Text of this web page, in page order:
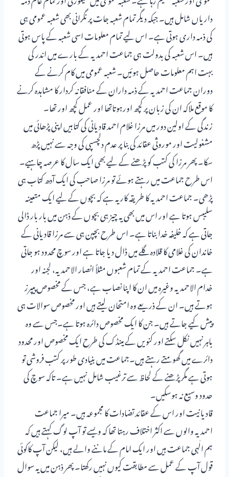
داریاں شامل ہیں۔ جبکہ دیگر تمام شعبہ جات پر نگرانی بھی شعبہ عمومی ہی
کی ذمہ داری ہوتی ہے۔ اس لیے تمام معلومات اسی شعبہ کے پاس ہوتی
ہیں۔ اس شعبہ کی بدولت ہی جماعت احمدیہ کے بارے میں اندر کی
بہت اہم معلومات حاصل ہوئیں۔ شعبہ عمومی میں کام کرنے کے
دوران جماعت احمدیہ کے ذمہ داران کے منافقانہ کردار کا مشاہدہ کرنے
کا موقع ملاکہ ان کی زبان پر کچھ اورہوتاتھا اور عمل کچھ اور تھا۔
زندگی کے اولین دور میں مرزا غلام احمد قادیانی کی کتابیں اپنی پڑھائی میں
مشغولیت اور موروثی عقائد کی بنا پر عدم دلچسپی کی وجہ سے نہیں پڑھ
سکا۔ پھر مرزا کی کتب کو پڑھنے کے لیے بھی ایک سال کا عرصہ چاہیے۔
اس طرح جماعت میں رہتے ہوئے تو مرزا صاحب کی ایک آدھ کتاب ہی
پڑھی۔ جماعت احمدیہ کا طریقہ کار یہ ہے کہ بچوں کے لیے ایک متعینہ
سلیبس ہوتا ہے اور اس میں بھی یہ چیز ہی بچوں کے ذہن میں بار بار ڈالی
جاتی ہے کہ خلیفہ خدا بناتا ہے۔ اس طرح بچپن ہی سے مرزا قادیانی کے
خاندان کی غلامی کا قلادہ گلے میں ڈال دیا جاتا ہے اور سوچ محدود ہو جاتی
ہے۔ جماعت احمدیہ کے تمام شعبوں مثلاً انصار الاحمدیہ، لجنہ اور
خدام الاحمدیہ وغیرہ میں ان کا اپنا نصاب ہے، جس کے مخصوص پیپرز
ہوتے ہیں۔ ان کے ذریعے وہ امتحان لیتے ہیں اور مخصوص سوالات ہی
پیش کیے جاتے ہیں۔ جن کا ایک مخصوص دائرہ ہوتا ہے۔جس سے وہ
باہر نہیں نکل سکتے اور کنویں کے مینڈک کی طرح ایک مخصوص اور محدود
دائرے میں گھومتے رہتے ہیں۔جماعت میں بنیادی طور پر کتب فروشی تو
ہوتی ہے مگر پڑھنے کے لحاظ سے ترغیب شامل نہیں ہے۔ تاکہ سوچ کی
حدود وسیع نہ ہوسکیں۔
قادیانیت اور اس کے عقائد تضادات کا مجموعہ ہیں۔ میرا جماعت
احمدیہ والوں سے اکثر اختلاف رہتا تھا کہ ویسے تو آپ لوگ کہتے ہیں کہ
ہم الٰہی جماعت ہیں اور ایک امام کے ماننے والے ہیں، لیکن آپ کاکوئی
قول آپ کے عمل سے مطابقت کیوں نہیں رکھتا۔ پھر ذہن میں یہ سوال